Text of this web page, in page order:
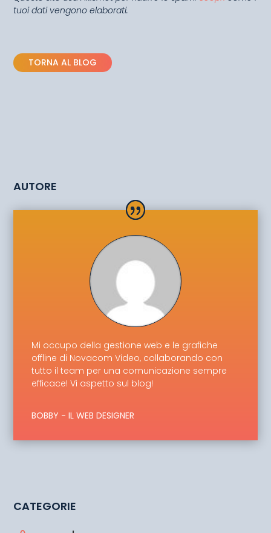
tuoi dati vengono elaborati.
TORNA AL BLOG
AUTORE
Mi occupo della gestione web e le grafiche
offline di Novacom Video, collaborando con
tutto il team per una comunicazione sempre
efficace! Vi aspetto sul blog!
BOBBY - IL WEB DESIGNER
CATEGORIE